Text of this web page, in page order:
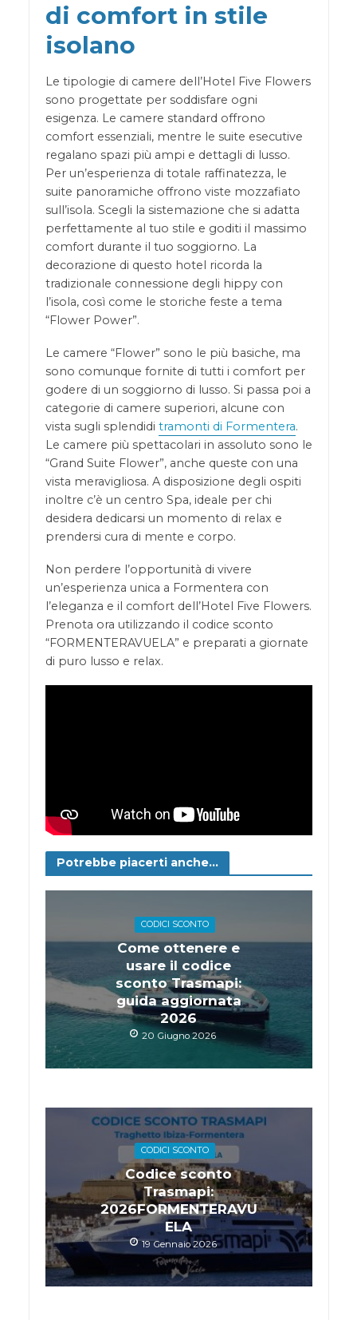
di comfort in stile
isolano
Le tipologie di camere dell’Hotel Five Flowers
sono progettate per soddisfare ogni
esigenza. Le camere standard offrono
comfort essenziali, mentre le suite esecutive
regalano spazi più ampi e dettagli di lusso.
Per un’esperienza di totale raffinatezza, le
suite panoramiche offrono viste mozzafiato
sull’isola. Scegli la sistemazione che si adatta
perfettamente al tuo stile e goditi il massimo
comfort durante il tuo soggiorno. La
decorazione di questo hotel ricorda la
tradizionale connessione degli hippy con
l’isola, così come le storiche feste a tema
“Flower Power”.
Le camere “Flower” sono le più basiche, ma
sono comunque fornite di tutti i comfort per
godere di un soggiorno di lusso. Si passa poi a
categorie di camere superiori, alcune con
vista sugli splendidi tramonti di Formentera.
Le camere più spettacolari in assoluto sono le
“Grand Suite Flower”, anche queste con una
vista meravigliosa. A disposizione degli ospiti
inoltre c’è un centro Spa, ideale per chi
desidera dedicarsi un momento di relax e
prendersi cura di mente e corpo.
Non perdere l’opportunità di vivere
un’esperienza unica a Formentera con
l’eleganza e il comfort dell’Hotel Five Flowers.
Prenota ora utilizzando il codice sconto
“FORMENTERAVUELA” e preparati a giornate
di puro lusso e relax.
Potrebbe piacerti anche...
CODICI SCONTO
Come ottenere e
usare il codice
sconto Trasmapi:
guida aggiornata
2026
20 Giugno 2026
CODICI SCONTO
Codice sconto
Trasmapi:
2026FORMENTERAVU
ELA
19 Gennaio 2026